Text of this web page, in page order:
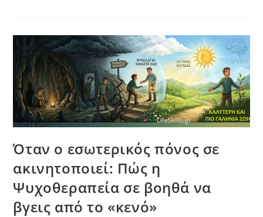
Όταν ο εσωτερικός πόνος σε
ακινητοποιεί: Πώς η
Ψυχοθεραπεία σε βοηθά να
βγεις από το «κενό»